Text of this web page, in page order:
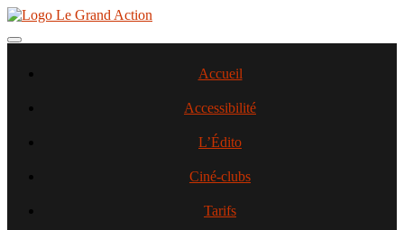
Aller
contenu
Toggle navigation
Accueil
Accessibilité
L’Édito
Ciné-clubs
Tarifs